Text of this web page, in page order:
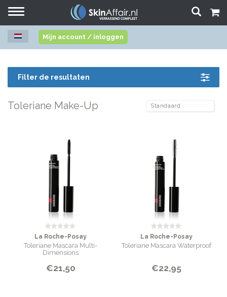
Toggle
Mijn account / inloggen
Filter de resultaten
Toleriane Make-Up
La Roche-Posay
Toleriane Mascara Multi-
Dimensions
€21,50
La Roche-Posay
Toleriane Mascara Waterproof
€22,95